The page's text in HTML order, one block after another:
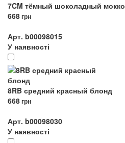
7CM тёмный шоколадный мокко
668грн
Арт. b00098015
У наявності
8RB средний красный блонд
668грн
Арт. b00098030
У наявності